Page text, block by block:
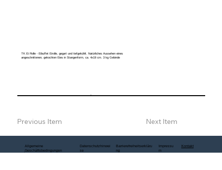
TK Ei Rolle - Eibuffet Eirolle, gegart und tiefgekühlt. Natürliches Aussehen eines
angeschnittenen, gekochten Eies in Stangenform, ca. 4x19 cm. 3 kg Gebinde
Previous Item Next Item
Allgemeine
Geschäftsbedingungen
Datenschutzhinwei
se
Barrierefreiheitserkläru
ng
Impressu
m
Kontakt